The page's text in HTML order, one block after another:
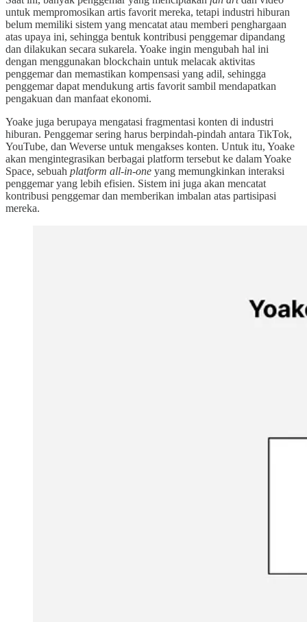
untuk mempromosikan artis favorit mereka, tetapi industri hiburan
belum memiliki sistem yang mencatat atau memberi penghargaan
atas upaya ini, sehingga bentuk kontribusi penggemar dipandang
dan dilakukan secara sukarela. Yoake ingin mengubah hal ini
dengan menggunakan blockchain untuk melacak aktivitas
penggemar dan memastikan kompensasi yang adil, sehingga
penggemar dapat mendukung artis favorit sambil mendapatkan
pengakuan dan manfaat ekonomi.
Yoake juga berupaya mengatasi fragmentasi konten di industri
hiburan. Penggemar sering harus berpindah-pindah antara TikTok,
YouTube, dan Weverse untuk mengakses konten. Untuk itu, Yoake
akan mengintegrasikan berbagai platform tersebut ke dalam Yoake
Space, sebuah platform all-in-one yang memungkinkan interaksi
penggemar yang lebih efisien. Sistem ini juga akan mencatat
kontribusi penggemar dan memberikan imbalan atas partisipasi
mereka.